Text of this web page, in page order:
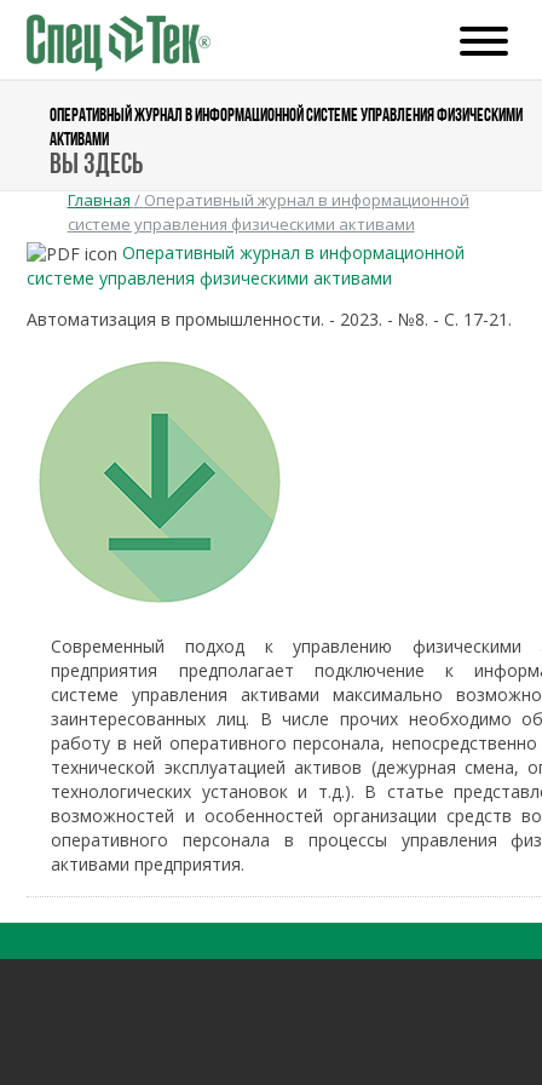
ОПЕРАТИВНЫЙ ЖУРНАЛ В ИНФОРМАЦИОННОЙ СИСТЕМЕ УПРАВЛЕНИЯ ФИЗИЧЕСКИМИ
АКТИВАМИ
Вы здесь
Главная / Оперативный журнал в информационной
системе управления физическими активами
Оперативный журнал в информационной
системе управления физическими активами
Автоматизация в промышленности. - 2023. - №8. - С. 17-21.
Современный подход к управлению физическими
предприятия предполагает подключение к
системе управления активами максимально
заинтересованных лиц. В числе прочих необходимо
работу в ней оперативного персонала, непосредственно
технической эксплуатацией активов (дежурная смена,
технологических установок и т.д.). В статье
возможностей и особенностей организации средств
оперативного персонала в процессы управления
активами предприятия.